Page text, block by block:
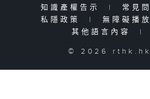
知識產權告示
| 常見
私隱政策
| 無障礙播
其他語言內容
|
© 2026 rthk.hk